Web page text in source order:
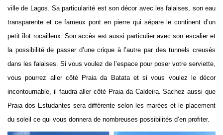
ville de Lagos. Sa particularité est son décor avec les falaises, son eau
transparente et ce fameux pont en pierre qui sépare le continent d’un
petit îlot rocailleux. Son accès est aussi particulier avec son escalier et
la possibilité de passer d’une crique à l’autre par des tunnels creusés
dans les falaises. Si vous voulez de l’espace pour poser votre serviette,
vous pourrez aller côté Praia da Batata et si vous voulez le décor
incontournable, il faudra aller côté Praia da Caldeira. Sachez aussi que
Praia dos Estudantes sera différente selon les marées et le placement
du soleil ce qui vous donnera de nombreuses possibilités d’en profiter.